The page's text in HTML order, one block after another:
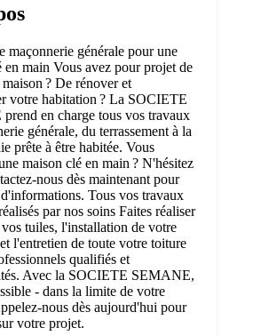
maçonnerie générale pour une
en main Vous avez pour projet de
? De rénover et
votre habitation ? La SOCIETE
en charge tous vos travaux
générale, du terrassement à la
prête à être habitée. Vous
maison clé en main ? N'hésitez
nous dès maintenant pour
Tous vos travaux
par nos soins Faites réaliser
vos tuiles, l'installation de votre
l'entretien de toute votre toiture
qualifiés et
Avec la SOCIETE SEMANE,
- dans la limite de votre
nous dès aujourd'hui pour
votre projet.